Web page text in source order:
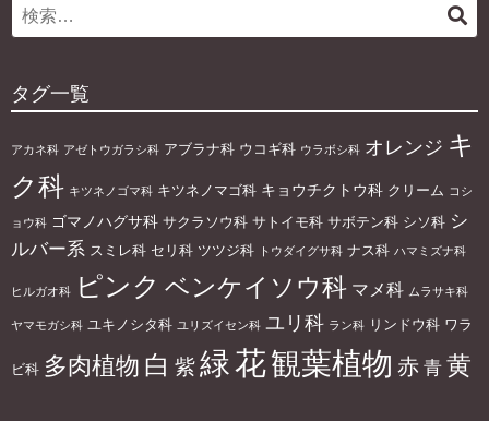
Search
for:
検
タグ一覧
アカネ科 アゼトウガラシ科 アブラナ科 ウコギ科 ウラボシ科 オレンジ キ
ク科 キツネノゴマ科 キツネノマゴ科 キョウチクトウ科 クリーム コシ
ョウ科 ゴマノハグサ科 サクラソウ科 サトイモ科 サボテン科 シソ科 シ
ルバー系 スミレ科 セリ科 ツツジ科 トウダイグサ科 ナス科 ハマミズナ科
ヒルガオ科 ピンク ベンケイソウ科 マメ科 ムラサキ科
ヤマモガシ科 ユキノシタ科 ユリズイセン科 ユリ科 ラン科 リンドウ科 ワラ
ビ科 多肉植物 白 紫緑花観葉植物 赤 青黄